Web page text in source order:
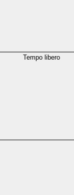
Tempo libero